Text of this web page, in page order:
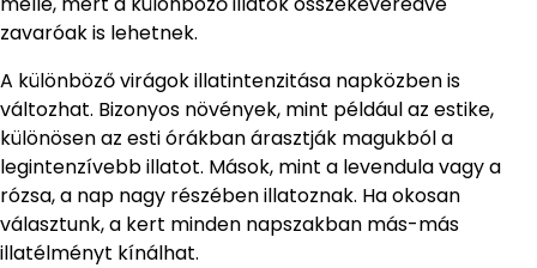
zavaróak is lehetnek.
A különböző virágok illatintenzitása napközben is
változhat. Bizonyos növények, mint például az estike,
különösen az esti órákban árasztják magukból a
legintenzívebb illatot. Mások, mint a levendula vagy a
rózsa, a nap nagy részében illatoznak. Ha okosan
választunk, a kert minden napszakban más-más
illatélményt kínálhat.